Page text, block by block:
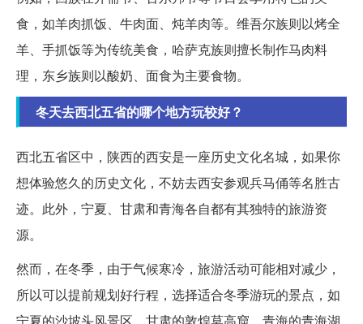
食，如羊肉抓饭、牛肉面、炖羊肉等。维吾尔族则以烤全
羊、手抓饭等为传统美食，哈萨克族则擅长制作马肉料
理，东乡族则以酸奶、面食为主要食物。
冬天去西北五省的哪个地方玩较好？
西北五省区中，陕西的西安是一座历史文化名城，如果你
想体验悠久的历史文化，不妨去西安参观兵马俑等名胜古
迹。此外，宁夏、甘肃和青海各自都有其独特的旅游资
源。
然而，在冬季，由于气候寒冷，旅游活动可能相对减少，
所以可以提前规划好行程，选择适合冬季游玩的景点，如
宁夏的沙坡头风景区、甘肃的敦煌莫高窟、青海的青海湖